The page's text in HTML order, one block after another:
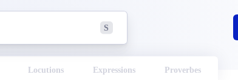
S
Locutions Expressions Proverbes